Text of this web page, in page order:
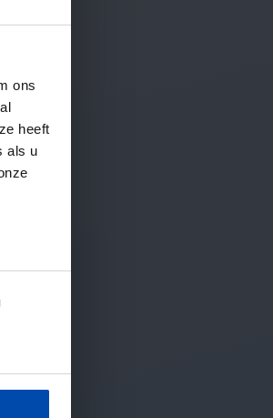
ons
heeft
als u